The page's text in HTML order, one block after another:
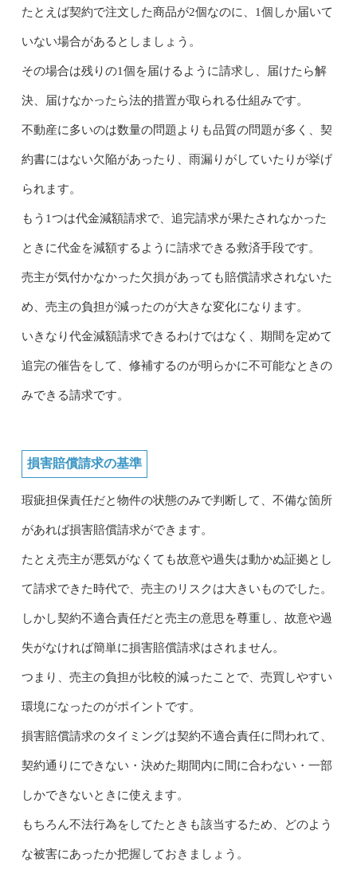
たとえば契約で注文した商品が2個なのに、1個しか届いて
いない場合があるとしましょう。
その場合は残りの1個を届けるように請求し、届けたら解
決、届けなかったら法的措置が取られる仕組みです。
不動産に多いのは数量の問題よりも品質の問題が多く、契
約書にはない欠陥があったり、雨漏りがしていたりが挙げ
られます。
もう1つは代金減額請求で、追完請求が果たされなかった
ときに代金を減額するように請求できる救済手段です。
売主が気付かなかった欠損があっても賠償請求されないた
め、売主の負担が減ったのが大きな変化になります。
いきなり代金減額請求できるわけではなく、期間を定めて
追完の催告をして、修補するのが明らかに不可能なときの
みできる請求です。
損害賠償請求の基準
瑕疵担保責任だと物件の状態のみで判断して、不備な箇所
があれば損害賠償請求ができます。
たとえ売主が悪気がなくても故意や過失は動かぬ証拠とし
て請求できた時代で、売主のリスクは大きいものでした。
しかし契約不適合責任だと売主の意思を尊重し、故意や過
失がなければ簡単に損害賠償請求はされません。
つまり、売主の負担が比較的減ったことで、売買しやすい
環境になったのがポイントです。
損害賠償請求のタイミングは契約不適合責任に問われて、
契約通りにできない・決めた期間内に間に合わない・一部
しかできないときに使えます。
もちろん不法行為をしてたときも該当するため、どのよう
な被害にあったか把握しておきましょう。